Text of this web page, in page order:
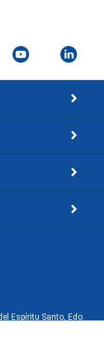
Espíritu Santo, Edo.